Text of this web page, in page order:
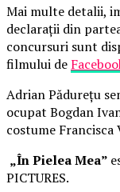
Mai multe detalii,
declarații din
concursuri sunt
filmului de
Adrian Pădurețu
ocupat Bogdan
costume Francisca
„În Pielea Mea”
PICTURES.